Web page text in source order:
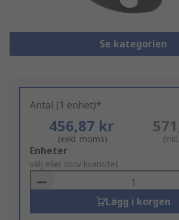
Se kategorien
Antal (1 enhet)*
456,87 kr
(exkl. moms)
Add
to
Basket
Enheter
välj eller skriv kvantitet
Lägg i korgen